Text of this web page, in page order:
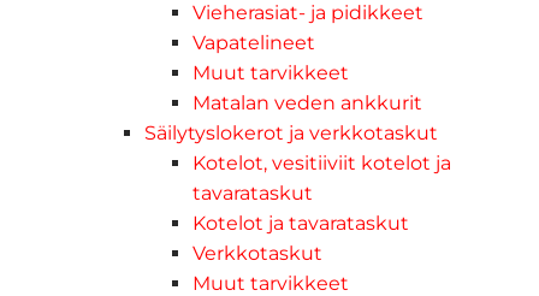
Vieherasiat- ja pidikkeet
Vapatelineet
Muut tarvikkeet
Matalan veden ankkurit
Säilytyslokerot ja verkkotaskut
Kotelot, vesitiiviit kotelot ja
tavarataskut
Kotelot ja tavarataskut
Verkkotaskut
Muut tarvikkeet